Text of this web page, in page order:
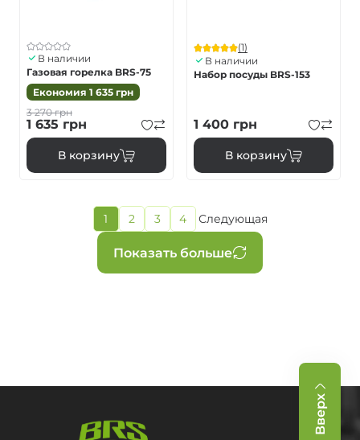
В наличии
Газовая горелка BRS-75
Економия 1 635 грн
3 270грн
1 635 грн
В корзину
(1)
В наличии
Набор посуды BRS-153
1 400 грн
В корзину
Нумерация
страниц
Показать больше
Текущая
страница
1
Страница
2
Страница
3
Страница
4
Следующая
страница
Следующая
Вверх